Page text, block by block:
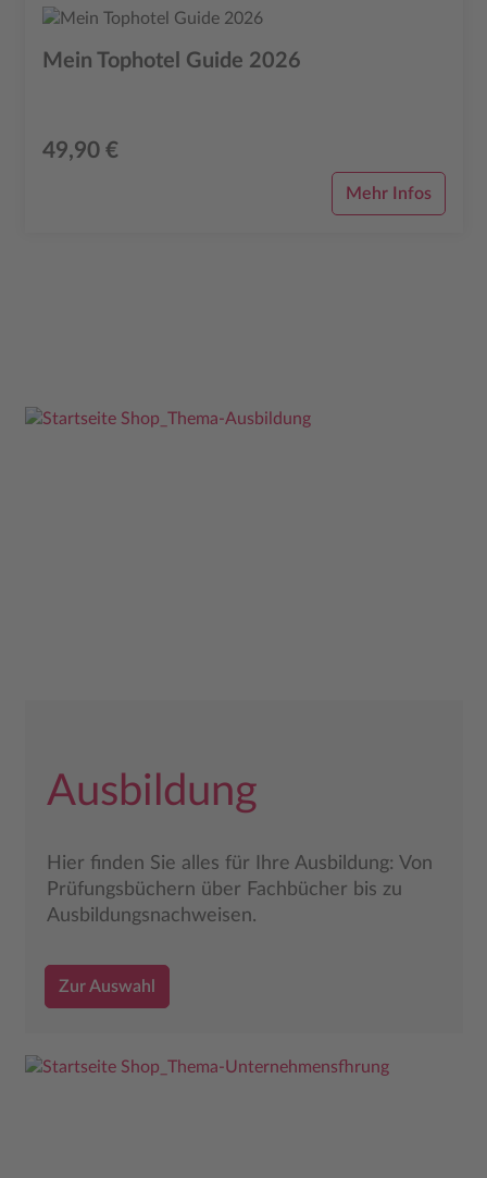
Mein Tophotel Guide 2026
49,90 €
Mehr Infos
Ausbildung
Hier finden Sie alles für Ihre Ausbildung: Von
Prüfungsbüchern über Fachbücher bis zu
Ausbildungsnachweisen.
Zur Auswahl